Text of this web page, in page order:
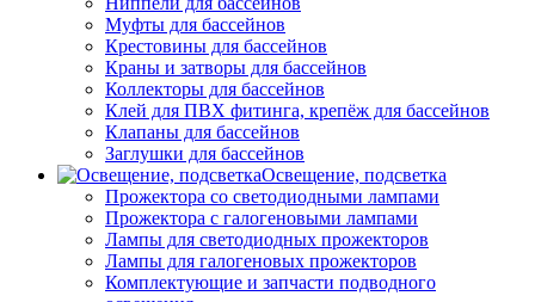
Муфты для бассейнов
Крестовины для бассейнов
Краны и затворы для бассейнов
Коллекторы для бассейнов
Клей для ПВХ фитинга, крепёж для бассейнов
Клапаны для бассейнов
Заглушки для бассейнов
Освещение, подсветка
Прожектора со светодиодными лампами
Прожектора с галогеновыми лампами
Лампы для светодиодных прожекторов
Лампы для галогеновых прожекторов
Комплектующие и запчасти подводного